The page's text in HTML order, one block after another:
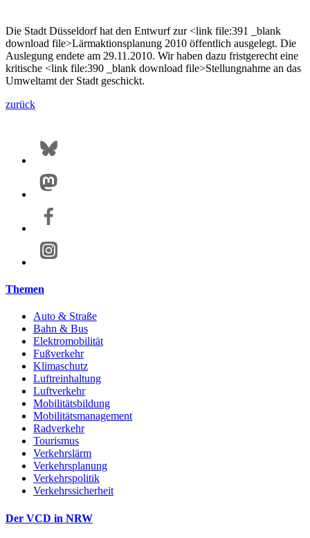
Die Stadt Düsseldorf hat den Entwurf zur <link file:391 _blank
download file>Lärmaktionsplanung 2010 öffentlich ausgelegt. Die
Auslegung endete am 29.11.2010. Wir haben dazu fristgerecht eine
kritische <link file:390 _blank download file>Stellungnahme an das
Umweltamt der Stadt geschickt.
zurück
Themen
Auto & Straße
Bahn & Bus
Elektromobilität
Fußverkehr
Klimaschutz
Luftreinhaltung
Luftverkehr
Mobilitätsbildung
Mobilitätsmanagement
Radverkehr
Tourismus
Verkehrslärm
Verkehrsplanung
Verkehrspolitik
Verkehrssicherheit
Der VCD in NRW